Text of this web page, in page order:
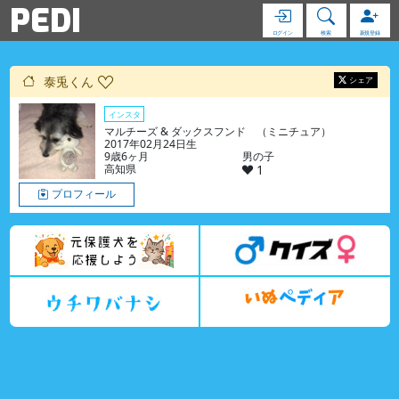
PEDI ログイン 検索 新規登録
泰兎くん シェア
インスタ
マルチーズ & ダックスフンド （ミニチュア）
2017年02月24日生
9歳6ヶ月
男の子
高知県
1
プロフィール